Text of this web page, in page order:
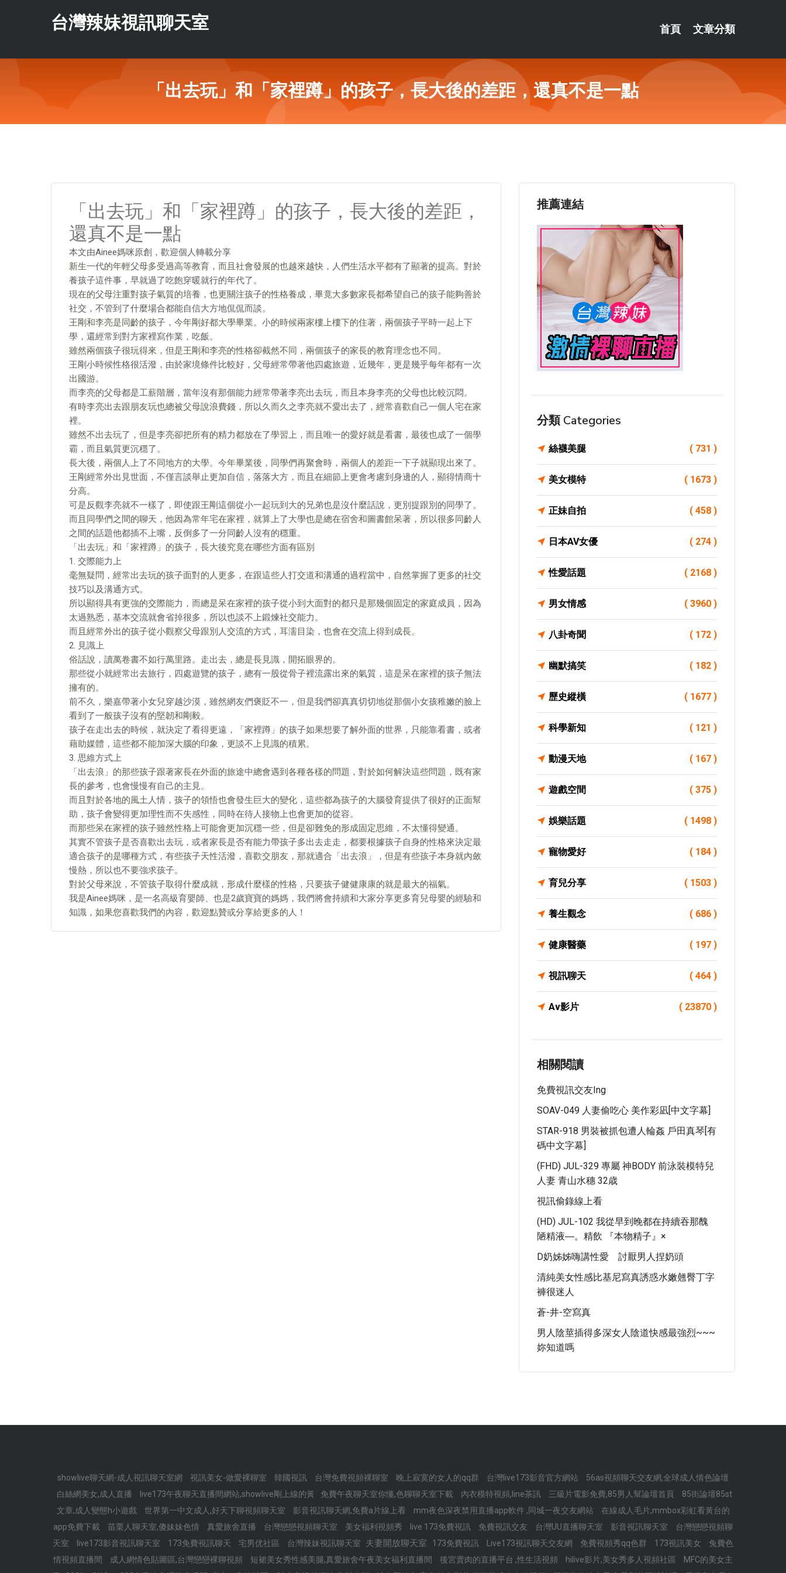
台灣辣妹視訊聊天室 首頁 文章分類
「出去玩」和「家裡蹲」的孩子，長大後的差距，還真不是一點
「出去玩」和「家裡蹲」的孩子，長大後的差距，
還真不是一點
本文由Ainee媽咪原創，歡迎個人轉載分享
新生一代的年輕父母多受過高等教育，而且社會發展的也越來越快，人們生活水平都有了顯著的提高。對於
養孩子這件事，早就過了吃飽穿暖就行的年代了。
現在的父母注重對孩子氣質的培養，也更關注孩子的性格養成，畢竟大多數家長都希望自己的孩子能夠善於
社交，不管到了什麼場合都能自信大方地侃侃而談。
王剛和李亮是同齡的孩子，今年剛好都大學畢業。小的時候兩家樓上樓下的住著，兩個孩子平時一起上下
學，還經常到對方家裡寫作業，吃飯。
雖然兩個孩子很玩得來，但是王剛和李亮的性格卻截然不同，兩個孩子的家長的教育理念也不同。
王剛小時候性格很活潑，由於家境條件比較好，父母經常帶著他四處旅遊，近幾年，更是幾乎每年都有一次
出國游。
而李亮的父母都是工薪階層，當年沒有那個能力經常帶著李亮出去玩，而且本身李亮的父母也比較沉悶。
有時李亮出去跟朋友玩也總被父母說浪費錢，所以久而久之李亮就不愛出去了，經常喜歡自己一個人宅在家
裡。
雖然不出去玩了，但是李亮卻把所有的精力都放在了學習上，而且唯一的愛好就是看書，最後也成了一個學
霸，而且氣質更沉穩了。
長大後，兩個人上了不同地方的大學。今年畢業後，同學們再聚會時，兩個人的差距一下子就顯現出來了。
王剛經常外出見世面，不僅言談舉止更加自信，落落大方，而且在細節上更會考慮到身邊的人，顯得情商十
分高。
可是反觀李亮就不一樣了，即使跟王剛這個從小一起玩到大的兄弟也是沒什麼話說，更別提跟別的同學了。
而且同學們之間的聊天，他因為常年宅在家裡，就算上了大學也是總在宿舍和圖書館呆著，所以很多同齡人
之間的話題他都插不上嘴，反倒多了一分同齡人沒有的穩重。
「出去玩」和「家裡蹲」的孩子，長大後究竟在哪些方面有區別
1. 交際能力上
毫無疑問，經常出去玩的孩子面對的人更多，在跟這些人打交道和溝通的過程當中，自然掌握了更多的社交
技巧以及溝通方式。
所以顯得具有更強的交際能力，而總是呆在家裡的孩子從小到大面對的都只是那幾個固定的家庭成員，因為
太過熟悉，基本交流就會省掉很多，所以也談不上鍛煉社交能力。
而且經常外出的孩子從小觀察父母跟別人交流的方式，耳濡目染，也會在交流上得到成長。
2. 見識上
俗話說，讀萬卷書不如行萬里路。走出去，總是長見識，開拓眼界的。
那些從小就經常出去旅行，四處遊覽的孩子，總有一股從骨子裡流露出來的氣質，這是呆在家裡的孩子無法
擁有的。
前不久，樂嘉帶著小女兒穿越沙漠，雖然網友們褒貶不一，但是我們卻真真切切地從那個小女孩稚嫩的臉上
看到了一般孩子沒有的堅韌和剛毅。
孩子在走出去的時候，就決定了看得更遠，「家裡蹲」的孩子如果想要了解外面的世界，只能靠看書，或者
藉助媒體，這些都不能加深大腦的印象，更談不上見識的積累。
3. 思維方式上
「出去浪」的那些孩子跟著家長在外面的旅途中總會遇到各種各樣的問題，對於如何解決這些問題，既有家
長的參考，也會慢慢有自己的主見。
而且對於各地的風土人情，孩子的領悟也會發生巨大的變化，這些都為孩子的大腦發育提供了很好的正面幫
助，孩子會變得更加理性而不失感性，同時在待人接物上也會更加的從容。
而那些呆在家裡的孩子雖然性格上可能會更加沉穩一些，但是卻難免的形成固定思維，不太懂得變通。
其實不管孩子是否喜歡出去玩，或者家長是否有能力帶孩子多出去走走，都要根據孩子自身的性格來決定最
適合孩子的是哪種方式，有些孩子天性活潑，喜歡交朋友，那就適合「出去浪」，但是有些孩子本身就內斂
慢熱，所以也不要強求孩子。
對於父母來說，不管孩子取得什麼成就，形成什麼樣的性格，只要孩子健健康康的就是最大的福氣。
我是Ainee媽咪，是一名高級育嬰師、也是2歲寶寶的媽媽，我們將會持續和大家分享更多育兒母嬰的經驗和
知識，如果您喜歡我們的內容，歡迎點贊或分享給更多的人！
推薦連結
分類 Categories
絲襪美腿 ( 731 )
美女模特 ( 1673 )
正妹自拍 ( 458 )
日本AV女優 ( 274 )
性愛話題 ( 2168 )
男女情感 ( 3960 )
八卦奇聞 ( 172 )
幽默搞笑 ( 182 )
歷史縱橫 ( 1677 )
科學新知 ( 121 )
動漫天地 ( 167 )
遊戲空間 ( 375 )
娛樂話題 ( 1498 )
寵物愛好 ( 184 )
育兒分享 ( 1503 )
養生觀念 ( 686 )
健康醫藥 ( 197 )
視訊聊天 ( 464 )
Av影片 ( 23870 )
相關閱讀
免費視訊交友ing
SOAV-049 人妻偷吃心 美作彩凪[中文字幕]
STAR-918 男裝被抓包遭人輪姦 戶田真琴[有
碼中文字幕]
(FHD) JUL-329 專屬 神BODY 前泳裝模特兒
人妻 青山水穗 32歳
視訊偷錄線上看
(HD) JUL-102 我從早到晚都在持續吞那醜
陋精液―。精飲 『本物精子』×
D奶姊姊嗨講性愛 討厭男人捏奶頭
清純美女性感比基尼寫真誘惑水嫩翹臀丁字
褲很迷人
蒼-井-空寫真
男​人​陰莖插​得​多​深​女​人​陰道快​感​最​強​烈~~~
妳知道嗎
showlive聊天網-成人視訊聊天室網 視訊美女-做愛裸聊室 韓國視訊 台灣免費視頻裸聊室 晚上寂寞的女人的qq群 台灣live173影音官方網站
56as視頻聊天交友網,全球成人情色論壇
白絲網美女,成人直播
live173午夜聊天直播間網站,showlive剛上線的黃 免費午夜聊天室你懂,色聊聊天室下載 內衣模特視頻,line茶訊 三級片電影免費,85男人幫論壇首頁
85街論壇85st
文章,成人變態h小遊戲
世界第一中文成人,好天下聊視頻聊天室 影音視訊聊天網,免費a片線上看 mm夜色深夜禁用直播app軟件 ,同城一夜交友網站
在線成人毛片,mmbox彩虹看黃台的
app免費下載
苗栗人聊天室,傻妹妹色情 真愛旅舍直播 台灣戀戀視頻聊天室 美女福利視頻秀 live 173免費視訊 免費視訊交友 台灣UU直播聊天室 影音視訊聊天室
台灣戀戀視頻聊
天室
live173影音視訊聊天室 173免費視訊聊天 宅男优社區 台灣辣妹視訊聊天室 夫妻開放聊天室 173免費視訊 Live173視訊聊天交友網 免費視頻秀qq色群 173視訊美女
兔費色
情視頻直播間
成人網情色貼圖區,台灣戀戀裸聊視頻 短裙美女秀性感美腿,真愛旅舍午夜美女福利直播間 後宮賣肉的直播平台 ,性生活視頻 hilive影片,美女秀多人視頻社區
MFC的美女主